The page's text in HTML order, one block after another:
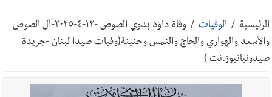
تكريمية في مركز معروف سعد الثقافي برعاية شركة الروان
أخبار صيدا
إصابة شاب فلسطيني بطعنات سكين في مخيم عين
الرئيسية / الوفيات /
وفاة داود بدوي الصوص -١٢-٤-٢٠٢٥-آل الصوص
والأسعد والهواري والحاج والنمس وحنينة(وفيات صيدا لبنان -جريدة
صيدونيانيوز.نت )